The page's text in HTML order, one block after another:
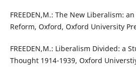
FREEDEN,M.: The New Liberalism:
Reform, Oxford, Oxford University
FREEDEN,M.: Liberalism Divided: a
Thought 1914-1939, Oxford